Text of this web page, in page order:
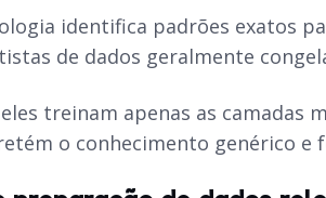
identifica padrões exatos
de dados geralmente
treinam apenas as
o conhecimento genérico e